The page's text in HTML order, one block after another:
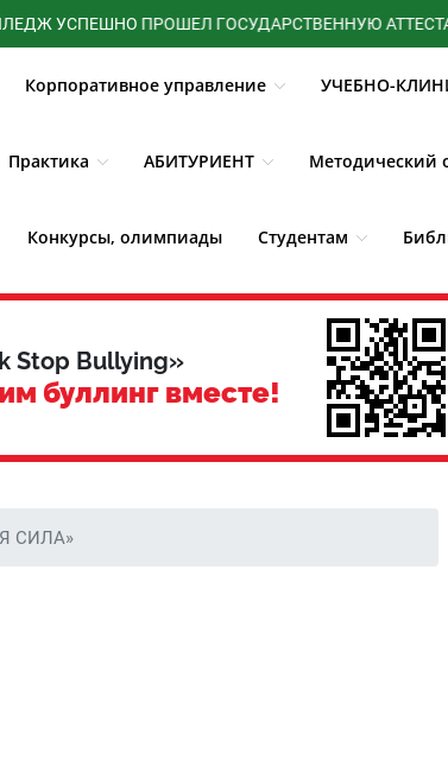
ПРОШЕЛ ГОСУДАРСТВЕННУЮ АТТЕСТАЦИЮ
Корпоративное управление УЧЕБНО-
Практика АБИТУРИЕНТ Методический
Конкурсы, олимпиады Студентам
Stop Bullying»
буллинг вместе!
СИЛА»